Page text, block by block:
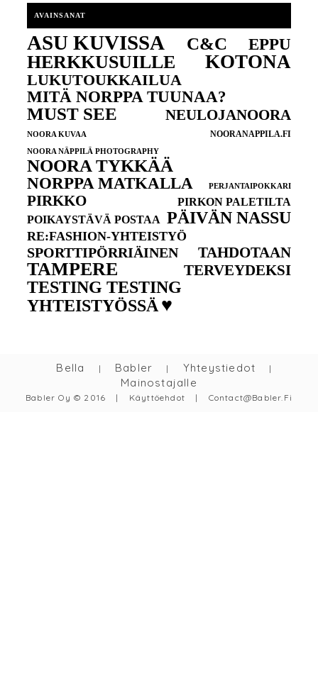
AVAINSANAT
ASU KUVISSA C&C EPPU
HERKKUSUILLE KOTONA
LUKUTOUKKAILUA
MITÄ NORPPA TUUNAA?
MUST SEE NEULOJANOORA
NOORA KUVAA NOORANAPPILA.FI
NOORA NÄPPILÄ PHOTOGRAPHY
NOORA TYKKÄÄ
NORPPA MATKALLA PERJANTAIPOKKARI
PIRKKO
PIRKON PALETILTA
POIKAYSTÄVÄ POSTAA PÄIVÄN NASSU
RE:FASHION-YHTEISTYÖ
SPORTTIPÖRRIÄINEN TAHDOTAAN
TAMPERE TERVEYDEKSI
TESTING TESTING
YHTEISTYÖSSÄ ♥
Bella | Babler | Yhteystiedot |
Mainostajalle
Babler Oy © 2016 | Käyttöehdot | Contact@babler.fi